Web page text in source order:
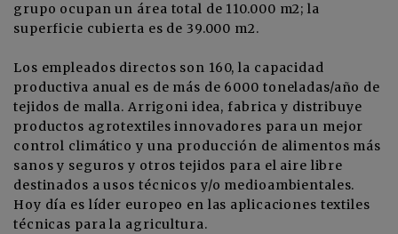
grupo ocupan un área total de 110.000 m2; la
superficie cubierta es de 39.000 m2.
Los empleados directos son 160, la capacidad
productiva anual es de más de 6000 toneladas/año de
tejidos de malla. Arrigoni idea, fabrica y distribuye
productos agrotextiles innovadores para un mejor
control climático y una producción de alimentos más
sanos y seguros y otros tejidos para el aire libre
destinados a usos técnicos y/o medioambientales.
Hoy día es líder europeo en las aplicaciones textiles
técnicas para la agricultura.